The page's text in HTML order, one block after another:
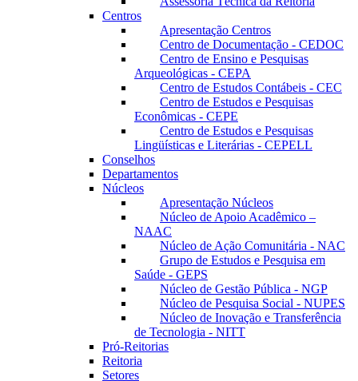
Centros
Apresentação Centros
Centro de Documentação - CEDOC
Centro de Ensino e Pesquisas
Arqueológicas - CEPA
Centro de Estudos Contábeis - CEC
Centro de Estudos e Pesquisas
Econômicas - CEPE
Centro de Estudos e Pesquisas
Lingüísticas e Literárias - CEPELL
Conselhos
Departamentos
Núcleos
Apresentação Núcleos
Núcleo de Apoio Acadêmico –
NAAC
Núcleo de Ação Comunitária - NAC
Grupo de Estudos e Pesquisa em
Saúde - GEPS
Núcleo de Gestão Pública - NGP
Núcleo de Pesquisa Social - NUPES
Núcleo de Inovação e Transferência
de Tecnologia - NITT
Pró-Reitorias
Reitoria
Setores